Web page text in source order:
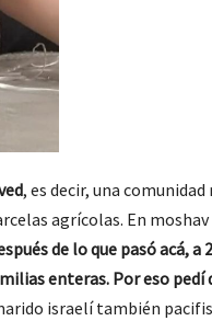
, es decir, una
agrícolas. En
de lo que pasó acá, a
enteras. Por eso pedí
israelí también